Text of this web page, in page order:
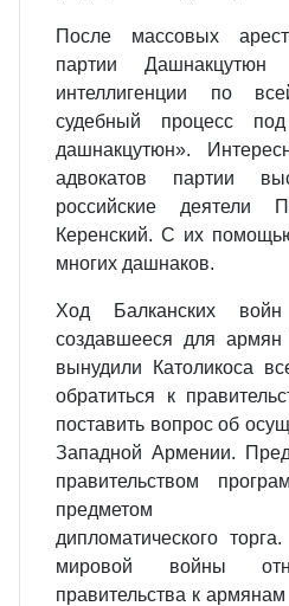
После массовых
партии Дашнакцутюн
интеллигенции по
судебный процесс
дашнакцутюн».
адвокатов партии
российские
Керенский. С их
многих дашнаков.
Ход Балканских
создавшееся для
вынудили Католикоса
обратиться к
поставить вопрос об
Западной Армении.
правительством
предметом
дипломатического
мировой войны
правительства к